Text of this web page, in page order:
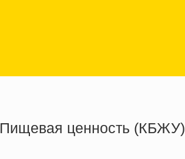
Пищевая ценность (КБЖУ)